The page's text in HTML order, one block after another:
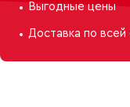
Выгодные цены
Доставка по всей